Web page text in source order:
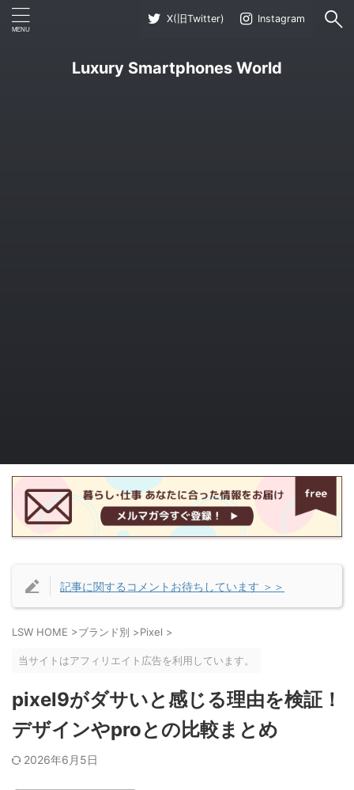
X(旧Twitter) Instagram
Luxury Smartphones World
記事に関するコメントお待ちしています ＞＞
LSW HOME >ブランド別 >Pixel >
当サイトはアフィリエイト広告を利用しています。
pixel9がダサいと感じる理由を検証！
デザインやproとの比較まとめ
2026年6月5日